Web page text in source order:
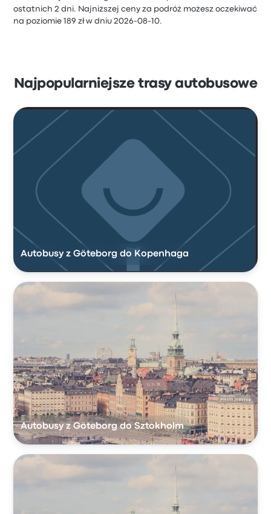
ostatnich 2 dni. Najniższej ceny za podróż możesz oczekiwać
na poziomie 189 zł w dniu 2026-08-10.
Najpopularniejsze trasy autobusowe
Autobusy z Göteborg do Kopenhaga
Autobusy z Göteborg do Sztokholm